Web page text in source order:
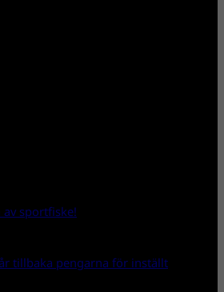
av sportfiske!
tillbaka pengarna för inställt